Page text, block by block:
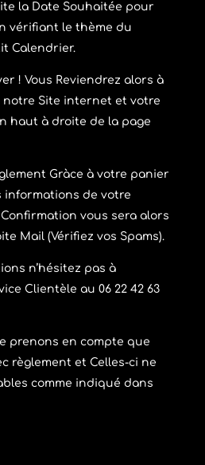
la Date Souhaitée pour
vérifiant le thème du
Calendrier.
! Vous Reviendrez alors à
notre Site internet et votre
haut à droite de la page
Gràce à votre panier
de votre
vous sera alors
Mail (Vérifiez vos Spams).
n’hésitez pas à
Clientèle au 06 22 42 63
prenons en compte que
règlement et Celles-ci ne
comme indiqué dans